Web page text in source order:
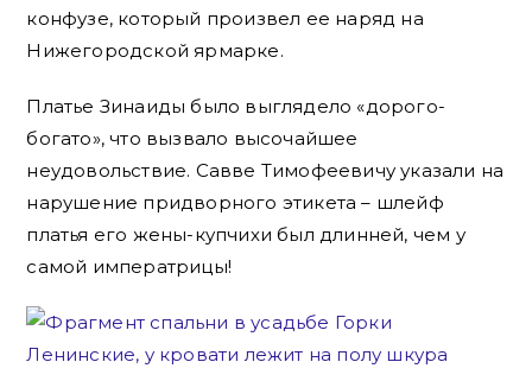
конфузе, который произвел ее наряд на
Нижегородской ярмарке.
Платье Зинаиды было выглядело «дорого-
богато», что вызвало высочайшее
неудовольствие. Савве Тимофеевичу указали на
нарушение придворного этикета – шлейф
платья его жены-купчихи был длинней, чем у
самой императрицы!